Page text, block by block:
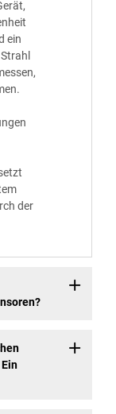
ein
der